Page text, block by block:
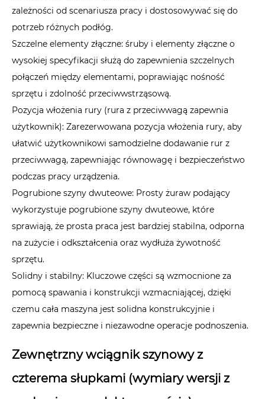
zależności od scenariusza pracy i dostosowywać się do
potrzeb różnych podłóg.
Szczelne elementy złączne: śruby i elementy złączne o
wysokiej specyfikacji służą do zapewnienia szczelnych
połączeń między elementami, poprawiając nośność
sprzętu i zdolność przeciwwstrząsową.
Pozycja włożenia rury (rura z przeciwwagą zapewnia
użytkownik): Zarezerwowana pozycja włożenia rury, aby
ułatwić użytkownikowi samodzielne dodawanie rur z
przeciwwagą, zapewniając równowagę i bezpieczeństwo
podczas pracy urządzenia.
Pogrubione szyny dwuteowe: Prosty żuraw podający
wykorzystuje pogrubione szyny dwuteowe, które
sprawiają, że prosta praca jest bardziej stabilna, odporna
na zużycie i odkształcenia oraz wydłuża żywotność
sprzętu.
Solidny i stabilny: Kluczowe części są wzmocnione za
pomocą spawania i konstrukcji wzmacniającej, dzięki
czemu cała maszyna jest solidna konstrukcyjnie i
zapewnia bezpieczne i niezawodne operacje podnoszenia.
Zewnętrzny wciągnik szynowy z
czterema słupkami (wymiary wersji z